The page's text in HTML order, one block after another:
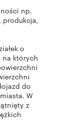
np.
produkcja,
o
na których
do
W
z